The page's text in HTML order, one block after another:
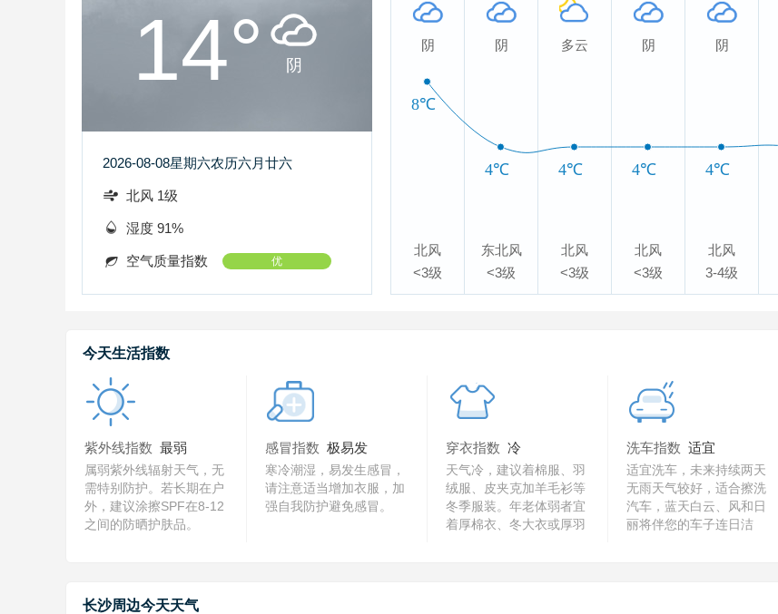
14° 阴
2026-08-08星期六农历六月廿六
北风 1级
湿度 91%
空气质量指数 优
阴
北风
<3级
阴
东北风
<3级
多云
北风
<3级
阴
北风
<3级
阴
北风
3-4级
8℃
4℃ 4℃ 4℃ 4℃
今天生活指数
紫外线指数 最弱
属弱紫外线辐射天气，无
需特别防护。若长期在户
外，建议涂擦SPF在8-12
之间的防晒护肤品。
感冒指数 极易发
寒冷潮湿，易发生感冒，
请注意适当增加衣服，加
强自我防护避免感冒。
穿衣指数 冷
天气冷，建议着棉服、羽
绒服、皮夹克加羊毛衫等
冬季服装。年老体弱者宜
着厚棉衣、冬大衣或厚羽
洗车指数 适宜
适宜洗车，未来持续两天
无雨天气较好，适合擦洗
汽车，蓝天白云、风和日
丽将伴您的车子连日洁
长沙周边今天天气